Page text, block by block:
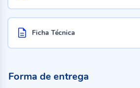
Ficha Técnica
Forma de entrega